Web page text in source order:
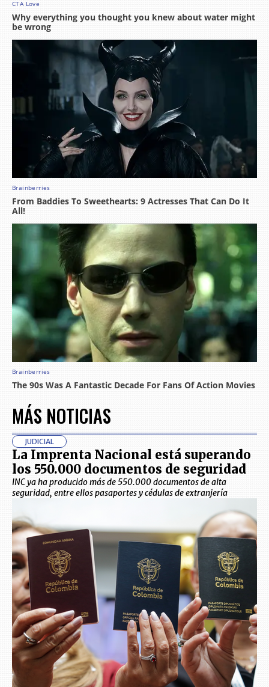
MÁS NOTICIAS
JUDICIAL
La Imprenta Nacional está superando
los 550.000 documentos de seguridad
INC ya ha producido más de 550.000 documentos de alta
seguridad, entre ellos pasaportes y cédulas de extranjería